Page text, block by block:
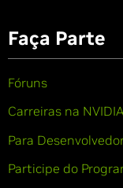
Faça Parte
Fóruns
Carreiras na NVIDIA
Para
Participe do